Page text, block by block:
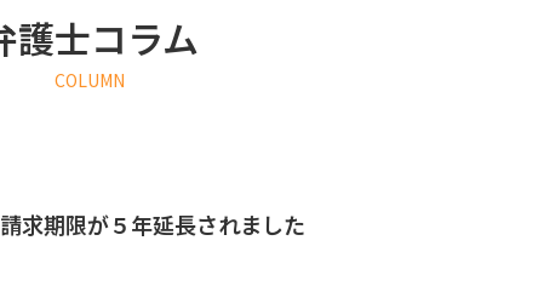
護士コラム
COLUMN
求期限が５年延長されました